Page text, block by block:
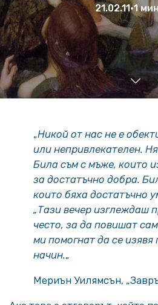
21.02.11•1
„Никой от нас не е
или непривлекателен.
Била съм с мъже, които
за достатъчно добра.
които бяха достатъчно
„Тази вечер изглеждаш
често, за да повишат
ми помогнат да се
начин.„
Мериън Уилямсън,